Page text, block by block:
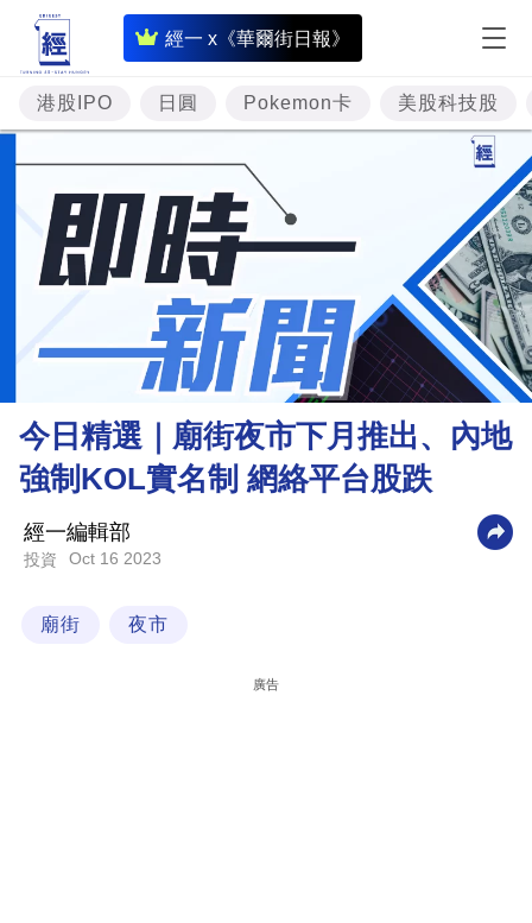
經一 x《華爾街日報》
即
時
財
經
專
題
投
資
樓
市
商
科
港股IPO 日圓 Pokemon卡 美股科技股
今日精選｜廟街夜市下月推出、內地
強制KOL實名制 網絡平台股跌
經一編輯部
投資 Oct 16 2023
廟街 夜市
廣告